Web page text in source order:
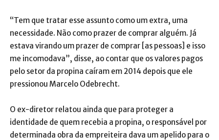
“Tem que tratar esse assunto como um extra, uma
necessidade. Não como prazer de comprar alguém. Já
estava virando um prazer de comprar [as pessoas] e isso
me incomodava”, disse, ao contar que os valores pagos
pelo setor da propina caíram em 2014 depois que ele
pressionou Marcelo Odebrecht.
O ex-diretor relatou ainda que para proteger a
identidade de quem recebia a propina, o responsável por
determinada obra da empreiteira dava um apelido para o